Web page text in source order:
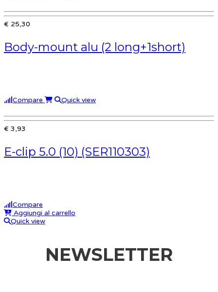
€ 25,30
Body-mount alu (2 long+1short)
Compare Quick view
€ 3,93
E-clip 5.0 (10) (SER110303)
Compare
Aggiungi al carrello
Quick view
NEWSLETTER